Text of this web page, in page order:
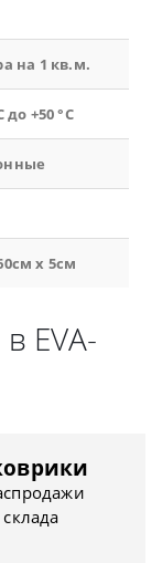
на 1 кв.м.
до +50 °С
x 5см
EVA-